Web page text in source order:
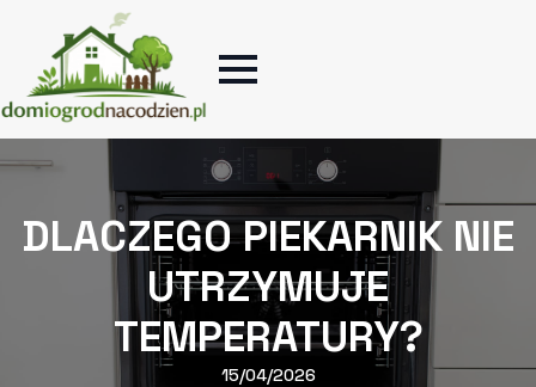
DLACZEGO PIEKARNIK NIE
UTRZYMUJE
TEMPERATURY?
15/04/2026